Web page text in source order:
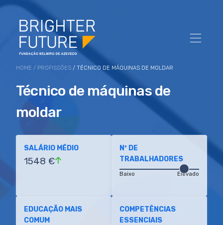
HOME / PROFISSÕES / TÉCNICO DE MÁQUINAS DE MOLDAR
Técnico de máquinas de
moldar
SALÁRIO MÉDIO
1548 €
Nº DE
TRABALHADORES
Baixo Elevado
EDUCAÇÃO MAIS
COMUM
COMPETÊNCIAS
ESSENCIAIS